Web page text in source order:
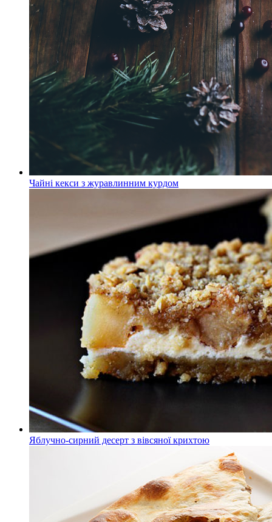
Чайні кекси з журавлинним курдом
Яблучно-сирний десерт з вівсяної крихтою